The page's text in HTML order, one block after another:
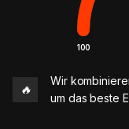
100
🔥
Wir
um das beste